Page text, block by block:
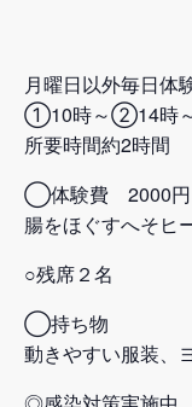
月曜日以外毎日体
①10時～②14時
所要時間約2時間
◯体験費 2000円
腸をほぐすへそヒ
○残席２名
◯持ち物
動きやすい服装、